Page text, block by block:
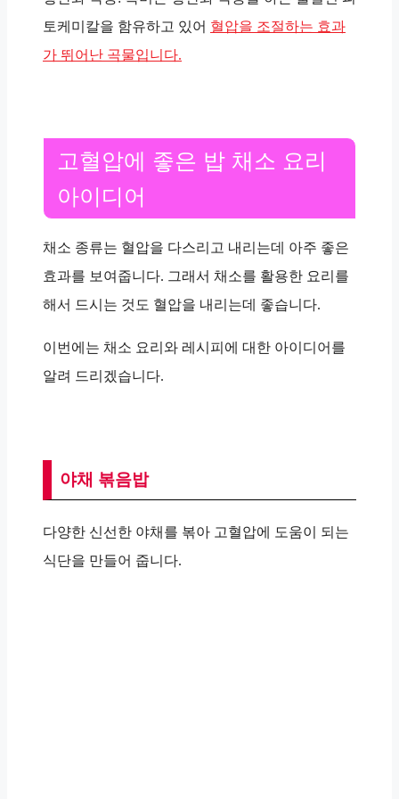
토케미칼을 함유하고 있어 혈압을 조절하는 효과
가 뛰어난 곡물입니다.
고혈압에 좋은 밥 채소 요리
아이디어
채소 종류는 혈압을 다스리고 내리는데 아주 좋은
효과를 보여줍니다. 그래서 채소를 활용한 요리를
해서 드시는 것도 혈압을 내리는데 좋습니다.
이번에는 채소 요리와 레시피에 대한 아이디어를
알려 드리겠습니다.
야채 볶음밥
다양한 신선한 야채를 볶아 고혈압에 도움이 되는
식단을 만들어 줍니다.